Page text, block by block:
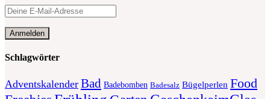
Schlagwörter
Adventskalender Bad Badebomben Badesalz Bügelperlen Food